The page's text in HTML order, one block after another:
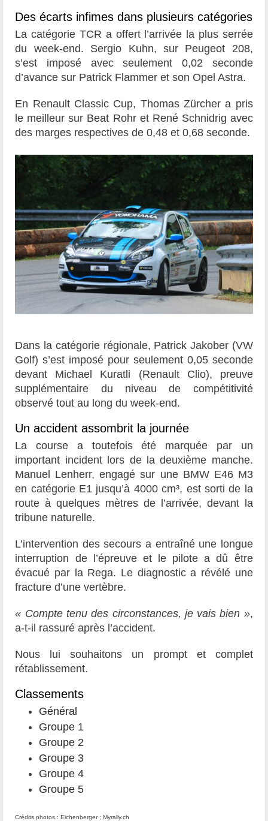
Des écarts infimes dans plusieurs catégories
La catégorie TCR a offert l’arrivée la plus serrée
du week-end. Sergio Kuhn, sur Peugeot 208,
s’est imposé avec seulement 0,02 seconde
d’avance sur Patrick Flammer et son Opel Astra.
En Renault Classic Cup, Thomas Zürcher a pris
le meilleur sur Beat Rohr et René Schnidrig avec
des marges respectives de 0,48 et 0,68 seconde.
Dans la catégorie régionale, Patrick Jakober (VW
Golf) s’est imposé pour seulement 0,05 seconde
devant Michael Kuratli (Renault Clio), preuve
supplémentaire du niveau de compétitivité
observé tout au long du week-end.
Un accident assombrit la journée
La course a toutefois été marquée par un
important incident lors de la deuxième manche.
Manuel Lenherr, engagé sur une BMW E46 M3
en catégorie E1 jusqu’à 4000 cm³, est sorti de la
route à quelques mètres de l’arrivée, devant la
tribune naturelle.
L’intervention des secours a entraîné une longue
interruption de l’épreuve et le pilote a dû être
évacué par la Rega. Le diagnostic a révélé une
fracture d’une vertèbre.
« Compte tenu des circonstances, je vais bien »,
a-t-il rassuré après l’accident.
Nous lui souhaitons un prompt et complet
rétablissement.
Classements
Général
Groupe 1
Groupe 2
Groupe 3
Groupe 4
Groupe 5
Crédits photos : Eichenberger ; Myrally.ch